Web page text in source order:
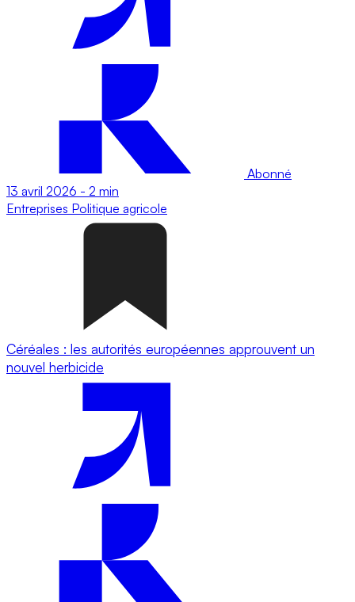
Abonné
13 avril 2026 - 2 min
Entreprises Politique agricole
Céréales : les autorités européennes approuvent un
nouvel herbicide